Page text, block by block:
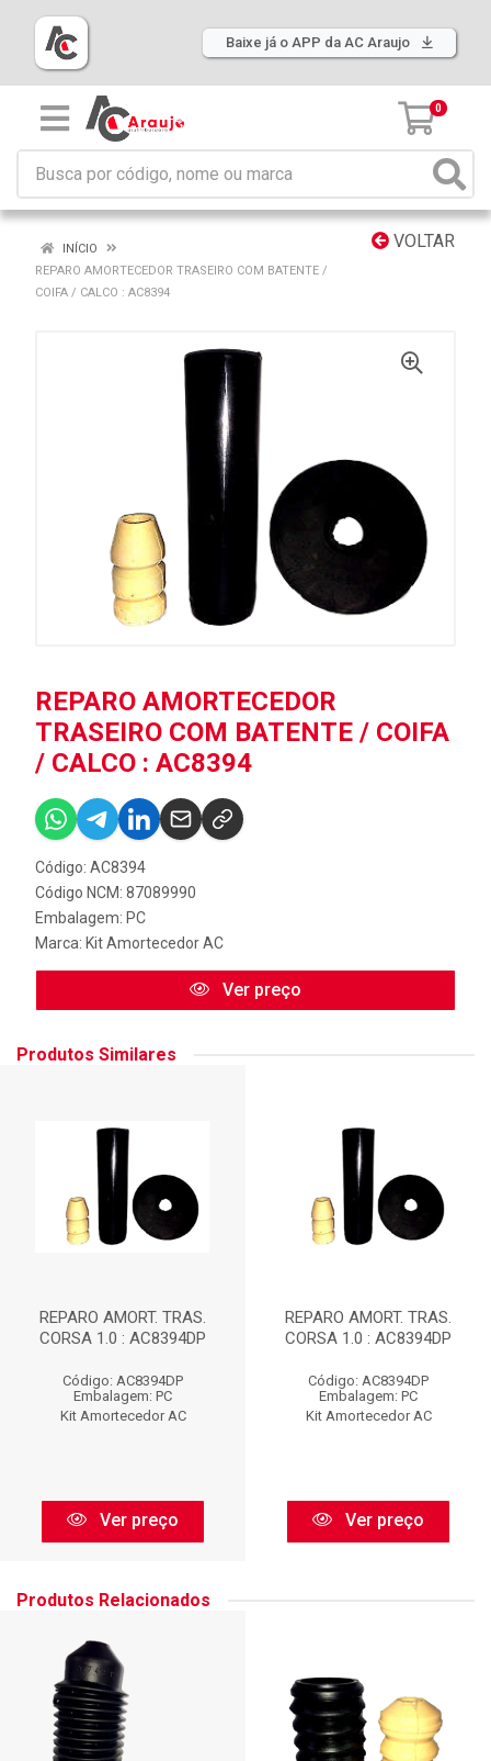
Baixe já o APP da AC Araujo
0
VOLTAR
INÍCIO
REPARO AMORTECEDOR TRASEIRO COM BATENTE /
COIFA / CALCO : AC8394
REPARO AMORTECEDOR
TRASEIRO COM BATENTE / COIFA
/ CALCO : AC8394
Código: AC8394
Código NCM: 87089990
Embalagem: PC
Marca: Kit Amortecedor AC
Ver preço
Produtos Similares
REPARO AMORT. TRAS.
CORSA 1.0 : AC8394DP
Código: AC8394DP
Embalagem: PC
Kit Amortecedor AC
Ver preço
REPARO AMORT. TRAS.
CORSA 1.0 : AC8394DP
Código: AC8394DP
Embalagem: PC
Kit Amortecedor AC
Ver preço
Produtos Relacionados